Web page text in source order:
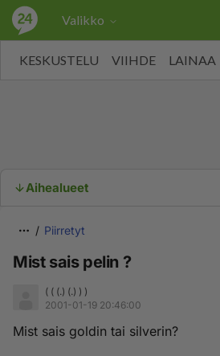
Valikko
KESKUSTELU VIIHDE LAINAA
Aihealueet
Piirretyt
Mist sais pelin ?
( ( (.) (.) ) )
2001-01-19 20:46:00
Mist sais goldin tai silverin?